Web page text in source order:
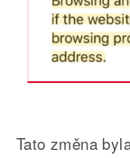
Tato změna